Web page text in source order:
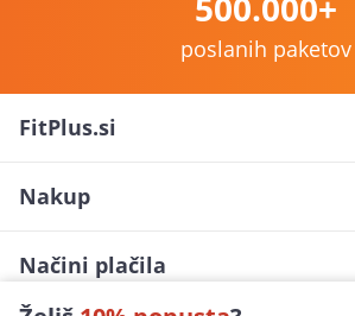
poslanih paketov
FitPlus.si
Nakup
Načini plačila